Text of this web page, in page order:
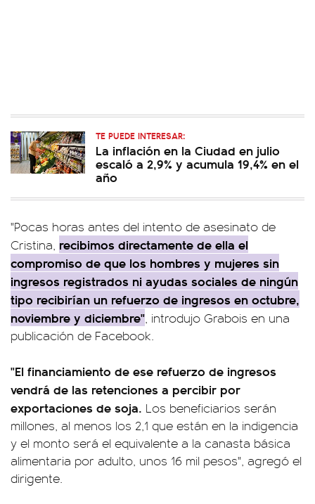
TE PUEDE INTERESAR:
La inflación en la Ciudad en julio
escaló a 2,9% y acumula 19,4% en el
año
"Pocas horas antes del intento de asesinato de
Cristina, recibimos directamente de ella el
compromiso de que los hombres y mujeres sin
ingresos registrados ni ayudas sociales de ningún
tipo recibirían un refuerzo de ingresos en octubre,
noviembre y diciembre", introdujo Grabois en una
publicación de Facebook.
"El financiamiento de ese refuerzo de ingresos
vendrá de las retenciones a percibir por
exportaciones de soja. Los beneficiarios serán
millones, al menos los 2,1 que están en la indigencia
y el monto será el equivalente a la canasta básica
alimentaria por adulto, unos 16 mil pesos", agregó el
dirigente.